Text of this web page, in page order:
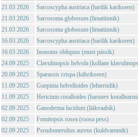
21.03 2026
Sarcoscypha austriaca (harilik karikseen)
21.03 2026
Sarcosoma globosum (limatünnik)
21.03 2026
Sarcosoma globosum (limatünnik)
16.03 2026
Sarcoscypha austriaca (harilik karikseen)
16.03 2026
Inonotus obliquus (must pässik)
24.09 2025
Clavulinopsis helvola (kollane
20.09 2025
Sparassis crispa (kährikseen)
11.09 2025
Guepinia helvelloides (lehterüdik)
11.09 2025
Hericium coralloides (harunev
02.09 2025
Ganoderma lucidum (läikvaabik)
02.09 2025
Fomitopsis rosea (roosa pess)
02.09 2025
Pseudomerulius aureus (kuldvammik)